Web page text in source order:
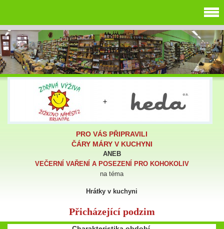
PRO VÁS PŘIPRAVILI
ČÁRY MÁRY V KUCHYNI
ANEB
VEČERNÍ VAŘENÍ A POSEZENÍ PRO KOHOKOLIV
na téma
Hrátky v kuchyni
Přicházející podzim